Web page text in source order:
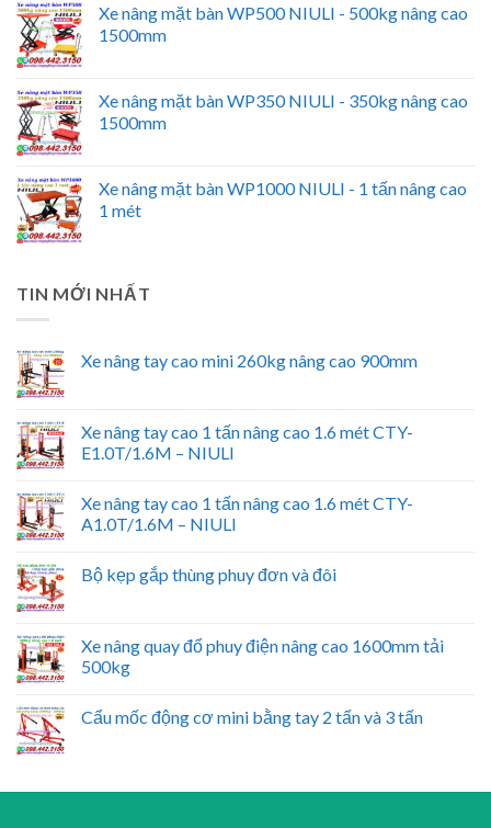
Xe nâng mặt bàn WP500 NIULI - 500kg nâng cao
1500mm
Xe nâng mặt bàn WP350 NIULI - 350kg nâng cao
1500mm
Xe nâng mặt bàn WP1000 NIULI - 1 tấn nâng cao
1 mét
TIN MỚI NHẤT
Xe nâng tay cao mini 260kg nâng cao 900mm
Xe nâng tay cao 1 tấn nâng cao 1.6 mét CTY-
E1.0T/1.6M – NIULI
Xe nâng tay cao 1 tấn nâng cao 1.6 mét CTY-
A1.0T/1.6M – NIULI
Bộ kẹp gắp thùng phuy đơn và đôi
Xe nâng quay đổ phuy điện nâng cao 1600mm tải
500kg
Cẩu mốc động cơ mini bằng tay 2 tấn và 3 tấn